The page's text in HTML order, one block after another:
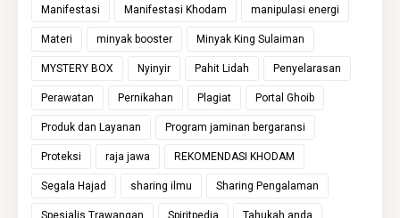
Manifestasi Manifestasi Khodam manipulasi energi
Materi minyak booster Minyak King Sulaiman
MYSTERY BOX Nyinyir Pahit Lidah Penyelarasan
Perawatan Pernikahan Plagiat Portal Ghoib
Produk dan Layanan Program jaminan bergaransi
Proteksi raja jawa REKOMENDASI KHODAM
Segala Hajad sharing ilmu Sharing Pengalaman
Spesialis Trawangan Spiritpedia Tahukah anda